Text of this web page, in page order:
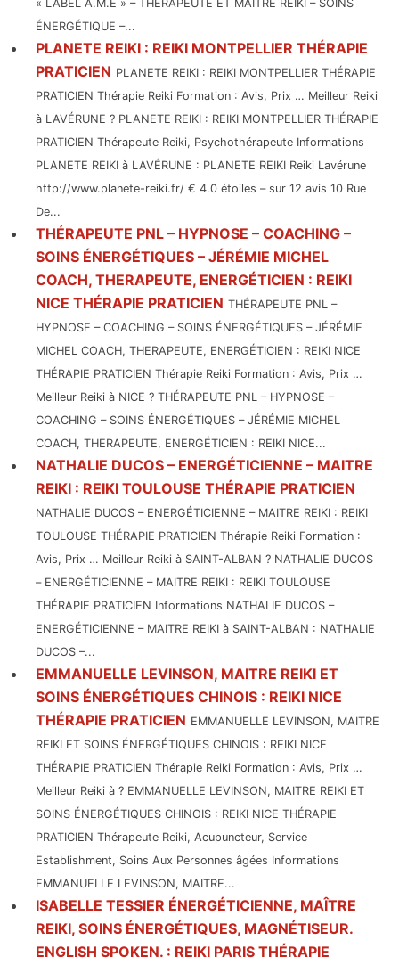
« LABEL A.M.E » – THÉRAPEUTE ET MAÎTRE REIKI – SOINS
ÉNERGÉTIQUE –...
PLANETE REIKI : REIKI MONTPELLIER THÉRAPIE
PRATICIEN PLANETE REIKI : REIKI MONTPELLIER THÉRAPIE
PRATICIEN Thérapie Reiki Formation : Avis, Prix … Meilleur Reiki
à LAVÉRUNE ? PLANETE REIKI : REIKI MONTPELLIER THÉRAPIE
PRATICIEN Thérapeute Reiki, Psychothérapeute Informations
PLANETE REIKI à LAVÉRUNE : PLANETE REIKI Reiki Lavérune
http://www.planete-reiki.fr/ € 4.0 étoiles – sur 12 avis 10 Rue
De...
THÉRAPEUTE PNL – HYPNOSE – COACHING –
SOINS ÉNERGÉTIQUES – JÉRÉMIE MICHEL
COACH, THERAPEUTE, ENERGÉTICIEN : REIKI
NICE THÉRAPIE PRATICIEN THÉRAPEUTE PNL –
HYPNOSE – COACHING – SOINS ÉNERGÉTIQUES – JÉRÉMIE
MICHEL COACH, THERAPEUTE, ENERGÉTICIEN : REIKI NICE
THÉRAPIE PRATICIEN Thérapie Reiki Formation : Avis, Prix …
Meilleur Reiki à NICE ? THÉRAPEUTE PNL – HYPNOSE –
COACHING – SOINS ÉNERGÉTIQUES – JÉRÉMIE MICHEL
COACH, THERAPEUTE, ENERGÉTICIEN : REIKI NICE...
NATHALIE DUCOS – ENERGÉTICIENNE – MAITRE
REIKI : REIKI TOULOUSE THÉRAPIE PRATICIEN
NATHALIE DUCOS – ENERGÉTICIENNE – MAITRE REIKI : REIKI
TOULOUSE THÉRAPIE PRATICIEN Thérapie Reiki Formation :
Avis, Prix … Meilleur Reiki à SAINT-ALBAN ? NATHALIE DUCOS
– ENERGÉTICIENNE – MAITRE REIKI : REIKI TOULOUSE
THÉRAPIE PRATICIEN Informations NATHALIE DUCOS –
ENERGÉTICIENNE – MAITRE REIKI à SAINT-ALBAN : NATHALIE
DUCOS –...
EMMANUELLE LEVINSON, MAITRE REIKI ET
SOINS ÉNERGÉTIQUES CHINOIS : REIKI NICE
THÉRAPIE PRATICIEN EMMANUELLE LEVINSON, MAITRE
REIKI ET SOINS ÉNERGÉTIQUES CHINOIS : REIKI NICE
THÉRAPIE PRATICIEN Thérapie Reiki Formation : Avis, Prix …
Meilleur Reiki à ? EMMANUELLE LEVINSON, MAITRE REIKI ET
SOINS ÉNERGÉTIQUES CHINOIS : REIKI NICE THÉRAPIE
PRATICIEN Thérapeute Reiki, Acupuncteur, Service
Establishment, Soins Aux Personnes âgées Informations
EMMANUELLE LEVINSON, MAITRE...
ISABELLE TESSIER ÉNERGÉTICIENNE, MAÎTRE
REIKI, SOINS ÉNERGÉTIQUES, MAGNÉTISEUR.
ENGLISH SPOKEN. : REIKI PARIS THÉRAPIE